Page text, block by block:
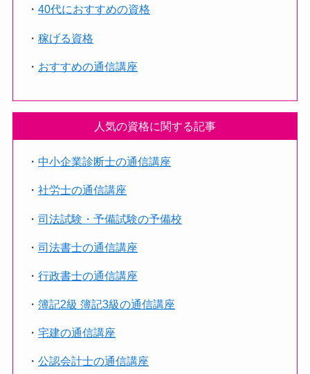
・40代におすすめの資格
・稼げる資格
・ おすすめの通信講座
人気の資格に関する記事
・中小企業診断士の通信講座
・社労士の通信講座
・司法試験・予備試験の予備校
・司法書士の通信講座
・行政書士の通信講座
・簿記2級 簿記3級の通信講座
・宅建の通信講座
・公認会計士の通信講座